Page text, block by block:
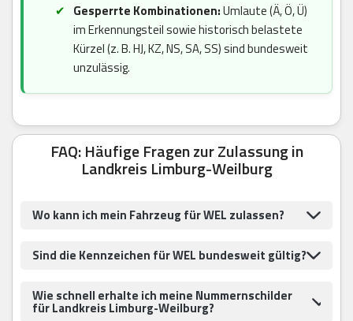
Gesperrte Kombinationen:Umlaute (Ä, Ö, Ü)
im Erkennungsteil sowie historisch belastete
Kürzel (z. B. HJ, KZ, NS, SA, SS) sind bundesweit
unzulässig.
FAQ: Häufige Fragen zur Zulassung in
Landkreis Limburg-Weilburg
Wo kann ich mein Fahrzeug für WEL zulassen?
Sind die Kennzeichen für WEL bundesweit gültig?
Wie schnell erhalte ich meine Nummernschilder
für Landkreis Limburg-Weilburg?